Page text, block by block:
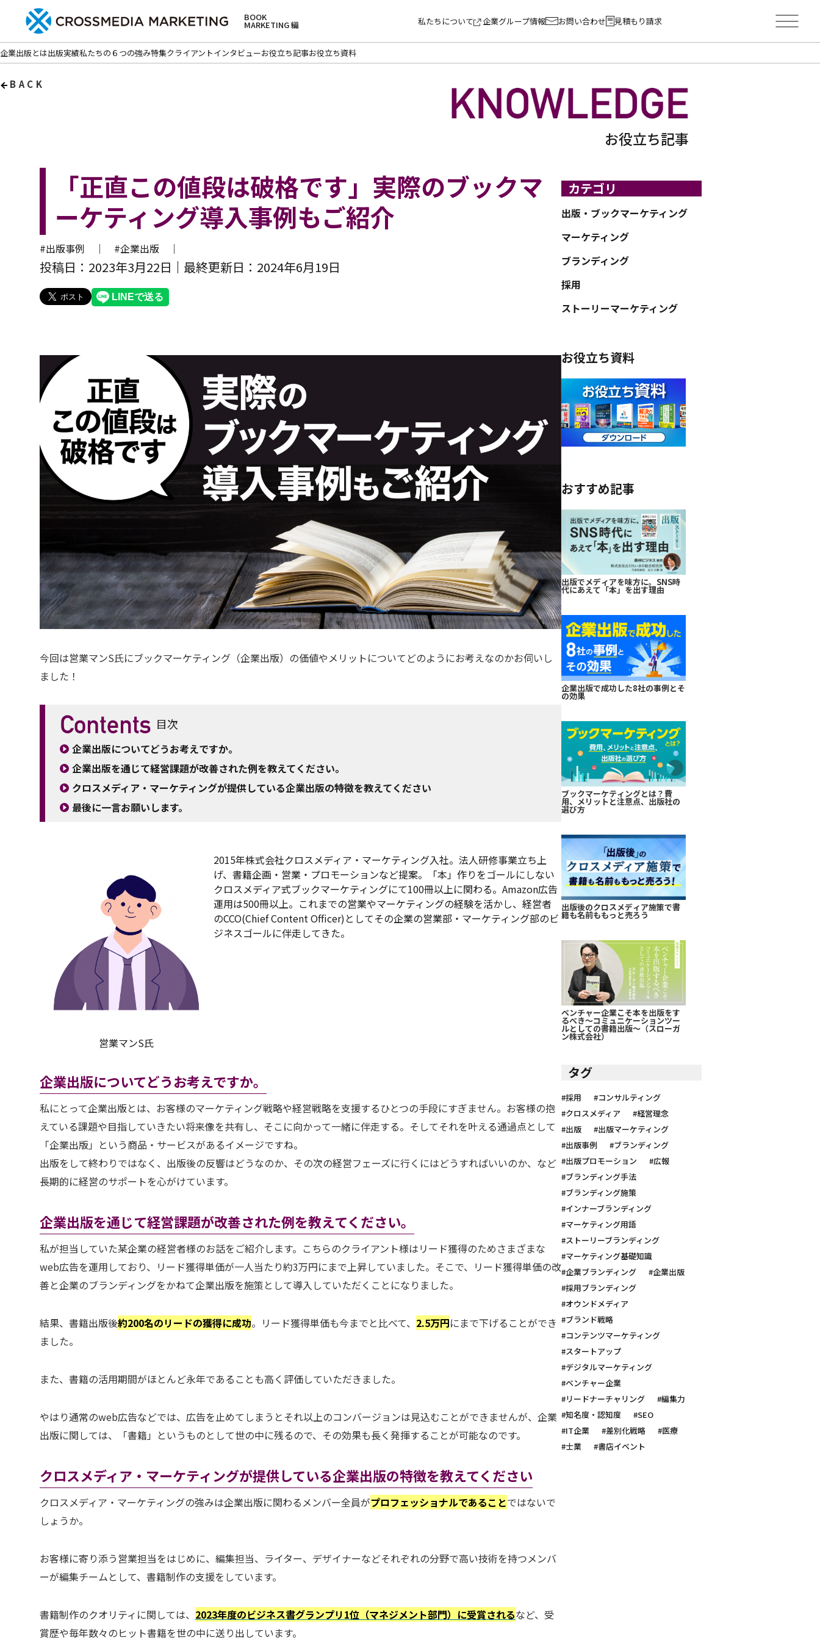
BOOK
MARKETING 編 私たちについて 企業グループ情報 お問い合わせ 見積もり請求
企業出版とは出版実績私たちの６つの強み特集クライアントインタビューお役立ち記事お役立ち資料
BACK
お役立ち記事
「正直この値段は破格です」実際のブックマ
ーケティング導入事例もご紹介
#出版事例 ｜ #企業出版 ｜
投稿日：2023年3月22日 最終更新日：2024年6月19日
今回は営業マンS氏にブックマーケティング（企業出版）の価値やメリットについてどのようにお考えなのかお伺いし
ました！
目次
企業出版についてどうお考えですか。
企業出版を通じて経営課題が改善された例を教えてください。
クロスメディア・マーケティングが提供している企業出版の特徴を教えてください
最後に一言お願いします。
営業マンS氏
2015年株式会社クロスメディア・マーケティング入社。法人研修事業立ち上
げ、書籍企画・営業・プロモーションなど提案。「本」作りをゴールにしない
クロスメディア式ブックマーケティングにて100冊以上に関わる。Amazon広告
運用は500冊以上。これまでの営業やマーケティングの経験を活かし、経営者
のCCO(Chief Content Officer)としてその企業の営業部・マーケティング部のビ
ジネスゴールに伴走してきた。
企業出版についてどうお考えですか。
私にとって企業出版とは、お客様のマーケティング戦略や経営戦略を支援するひとつの手段にすぎません。お客様の抱
えている課題や目指していきたい将来像を共有し、そこに向かって一緒に伴走する。そしてそれを叶える通過点として
「企業出版」という商品・サービスがあるイメージですね。
出版をして終わりではなく、出版後の反響はどうなのか、その次の経営フェーズに行くにはどうすればいいのか、など
長期的に経営のサポートを心がけています。
企業出版を通じて経営課題が改善された例を教えてください。
私が担当していた某企業の経営者様のお話をご紹介します。こちらのクライアント様はリード獲得のためさまざまな
web広告を運用しており、リード獲得単価が一人当たり約3万円にまで上昇していました。そこで、リード獲得単価の改
善と企業のブランディングをかねて企業出版を施策として導入していただくことになりました。
結果、書籍出版後約200名のリードの獲得に成功。リード獲得単価も今までと比べて、 2.5万円にまで下げることができ
ました。
また、書籍の活用期間がほとんど永年であることも高く評価していただきました。
やはり通常のweb広告などでは、広告を止めてしまうとそれ以上のコンバージョンは見込むことができませんが、企業
出版に関しては、「書籍」というものとして世の中に残るので、その効果も長く発揮することが可能なのです。
クロスメディア・マーケティングが提供している企業出版の特徴を教えてください
クロスメディア・マーケティングの強みは企業出版に関わるメンバー全員がプロフェッショナルであることではないで
しょうか。
お客様に寄り添う営業担当をはじめに、編集担当、ライター、デザイナーなどそれぞれの分野で高い技術を持つメンバ
ーが編集チームとして、書籍制作の支援をしています。
書籍制作のクオリティに関しては、 2023年度のビジネス書グランプリ1位（マネジメント部門）に受賞されるなど、受
賞歴や毎年数々のヒット書籍を世の中に送り出しています。
カテゴリ
出版・ブックマーケティング
マーケティング
ブランディング
採用
ストーリーマーケティング
お役立ち資料
おすすめ記事
出版でメディアを味方に。SNS時
代にあえて「本」を出す理由
企業出版で成功した8社の事例とそ
の効果
ブックマーケティングとは？費
用、メリットと注意点、出版社の
選び方
出版後のクロスメディア施策で書
籍も名前ももっと売ろう
ベンチャー企業こそ本を出版をす
るべき～コミュニケーションツー
ルとしての書籍出版～（スローガ
ン株式会社）
タグ
#採用
#コンサルティング
#クロスメディア
#経営理念
#出版
#出版マーケティング
#出版事例
#ブランディング
#出版プロモーション
#広報
#ブランディング手法
#ブランディング施策
#インナーブランディング
#マーケティング用語
#ストーリーブランディング
#マーケティング基礎知識
#企業ブランディング
#企業出版
#採用ブランディング
#オウンドメディア
#ブランド戦略
#コンテンツマーケティング
#スタートアップ
#デジタルマーケティング
#ベンチャー企業
#リードナーチャリング
#編集力
#知名度・認知度
#SEO
#IT企業
#差別化戦略
#医療
#士業
#書店イベント